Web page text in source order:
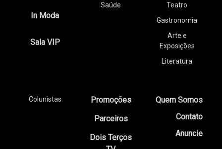
In Moda
Sala VIP
Saúde
Teatro
Gastronomia
Arte e
Exposições
Literatura
Colunistas
Promoções
Parceiros
Dois Terços
Quem Somos
Contato
Anuncie